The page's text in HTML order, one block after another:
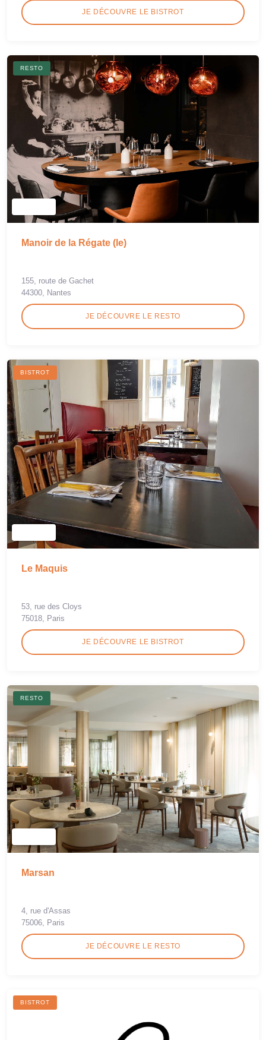
JE DÉCOUVRE LE BISTROT
RESTO
Manoir de la Régate (le)
155, route de Gachet
44300, Nantes
JE DÉCOUVRE LE RESTO
BISTROT
Le Maquis
53, rue des Cloys
75018, Paris
JE DÉCOUVRE LE BISTROT
RESTO
Marsan
4, rue d'Assas
75006, Paris
JE DÉCOUVRE LE RESTO
BISTROT